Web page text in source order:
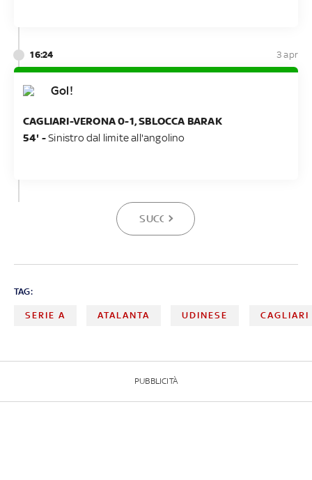
16:24 3 apr
Gol!
CAGLIARI-VERONA 0-1, SBLOCCA BARAK
54' -Sinistro dal limite all'angolino
SUCCESSIVA
TAG:
SERIE A ATALANTA UDINESE CAGLIARI
PUBBLICITÀ